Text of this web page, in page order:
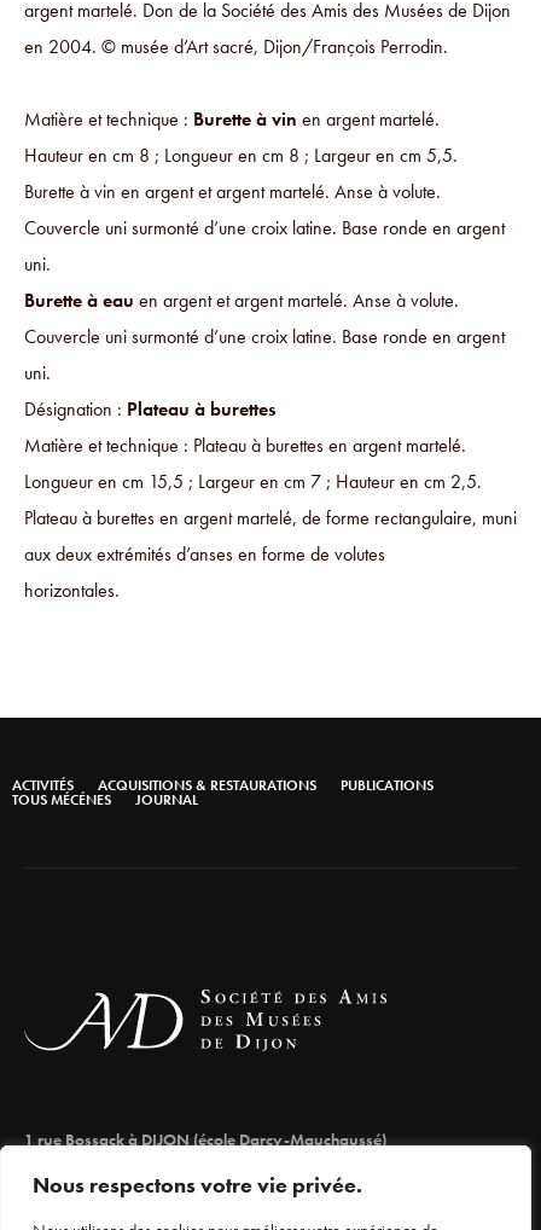
Nous respectons votre vie privée.
argent martelé. Don de la Société des Amis des Musées de Dijon
en 2004. © musée d’Art sacré, Dijon/François Perrodin.
Matière et technique : Burette à vin en argent martelé.
Hauteur en cm 8 ; Longueur en cm 8 ; Largeur en cm 5,5.
Burette à vin en argent et argent martelé. Anse à volute.
Couvercle uni surmonté d’une croix latine. Base ronde en argent
uni.
Burette à eau en argent et argent martelé. Anse à volute.
Couvercle uni surmonté d’une croix latine. Base ronde en argent
uni.
Désignation : Plateau à burettes
Matière et technique : Plateau à burettes en argent martelé.
Longueur en cm 15,5 ; Largeur en cm 7 ; Hauteur en cm 2,5.
Plateau à burettes en argent martelé, de forme rectangulaire, muni
aux deux extrémités d’anses en forme de volutes
horizontales.
ACTIVITÉS ACQUISITIONS & RESTAURATIONS PUBLICATIONS
TOUS MÉCÉNES JOURNAL
1 rue Bossack à DIJON (école Darcy-Mauchaussé)
03 80 66 71 98